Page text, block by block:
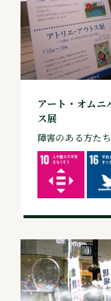
アート・オムニ
ス展
障害のある方た